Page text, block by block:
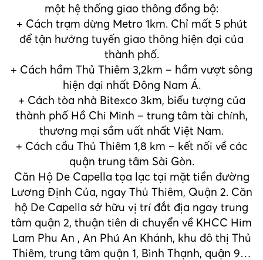
một hệ thống giao thông đồng bộ:
+ Cách trạm dừng Metro 1km. Chỉ mất 5 phút
để tận hưởng tuyến giao thông hiện đại của
thành phố.
+ Cách hầm Thủ Thiêm 3,2km – hầm vượt sông
hiện đại nhất Đông Nam Á.
+ Cách tòa nhà Bitexco 3km, biểu tượng của
thành phố Hồ Chi Minh – trung tâm tài chính,
thương mại sầm uất nhất Việt Nam.
+ Cách cầu Thủ Thiêm 1,8 km – kết nối về các
quận trung tâm Sài Gòn.
Căn Hộ De Capella tọa lạc tại mặt tiền đường
Lương Định Của, ngay Thủ Thiêm, Quận 2. Căn
hộ De Capella sở hữu vị trí đắt địa ngay trung
tâm quận 2, thuận tiên di chuyển về KHCC Him
Lam Phu An , An Phú An Khánh, khu đô thị Thủ
Thiêm, trung tâm quận 1, Bình Thạnh, quận 9…